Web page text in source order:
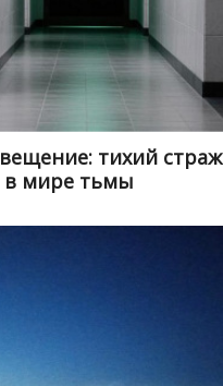
тихий страж
в мире тьмы